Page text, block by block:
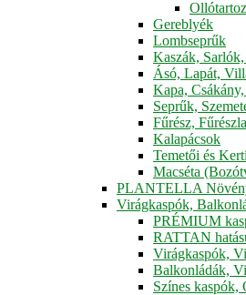
Gereblyék
Lombseprűk
Kaszák,
Ásó, Lapát,
Kapa,
Seprűk,
Fűrész,
Kalapácsok
Temetői és
Macséta
PLANTELLA
Virágkaspók,
PRÉMIUM
RATTAN
Virágkaspók,
Balkonládák,
Színes kaspók,